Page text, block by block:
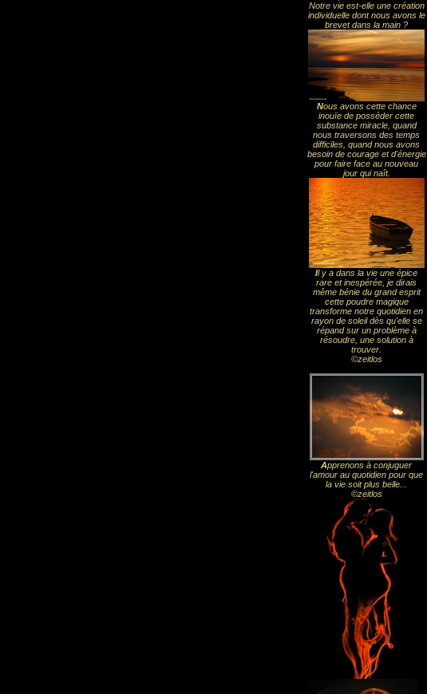
Notre vie est-elle une création
individuelle dont nous avons le
brevet dans la main ?
Nous avons cette chance
inouïe de posséder cette
substance miracle, quand
nous traversons des temps
difficiles, quand nous avons
besoin de courage et d'énergie
pour faire face au nouveau
jour qui naît.
Il y a dans la vie une épice
rare et inespérée, je dirais
même bénie du grand esprit
cette poudre magique
transforme notre quotidien en
rayon de soleil dès qu'elle se
répand sur un problème à
résoudre, une solution à
trouver.
©zeitlos
Apprenons à conjuguer
l'amour au quotidien pour que
la vie soit plus belle...
©zeitlos